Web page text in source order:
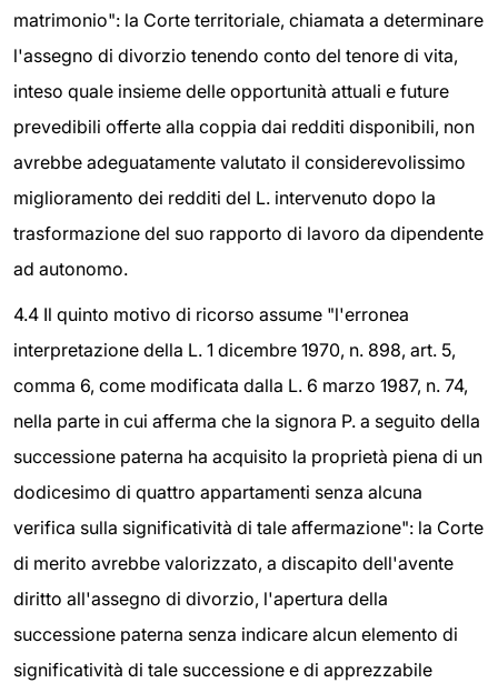
matrimonio": la Corte territoriale, chiamata a determinare
l'assegno di divorzio tenendo conto del tenore di vita,
inteso quale insieme delle opportunità attuali e future
prevedibili offerte alla coppia dai redditi disponibili, non
avrebbe adeguatamente valutato il considerevolissimo
miglioramento dei redditi del L. intervenuto dopo la
trasformazione del suo rapporto di lavoro da dipendente
ad autonomo.
4.4 Il quinto motivo di ricorso assume "l'erronea
interpretazione della L. 1 dicembre 1970, n. 898, art. 5,
comma 6, come modificata dalla L. 6 marzo 1987, n. 74,
nella parte in cui afferma che la signora P. a seguito della
successione paterna ha acquisito la proprietà piena di un
dodicesimo di quattro appartamenti senza alcuna
verifica sulla significatività di tale affermazione": la Corte
di merito avrebbe valorizzato, a discapito dell'avente
diritto all'assegno di divorzio, l'apertura della
successione paterna senza indicare alcun elemento di
significatività di tale successione e di apprezzabile